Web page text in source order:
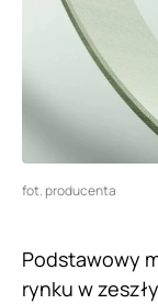
fot. producenta
Podstawowy
rynku w